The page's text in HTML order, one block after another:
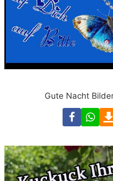
Gute Nacht